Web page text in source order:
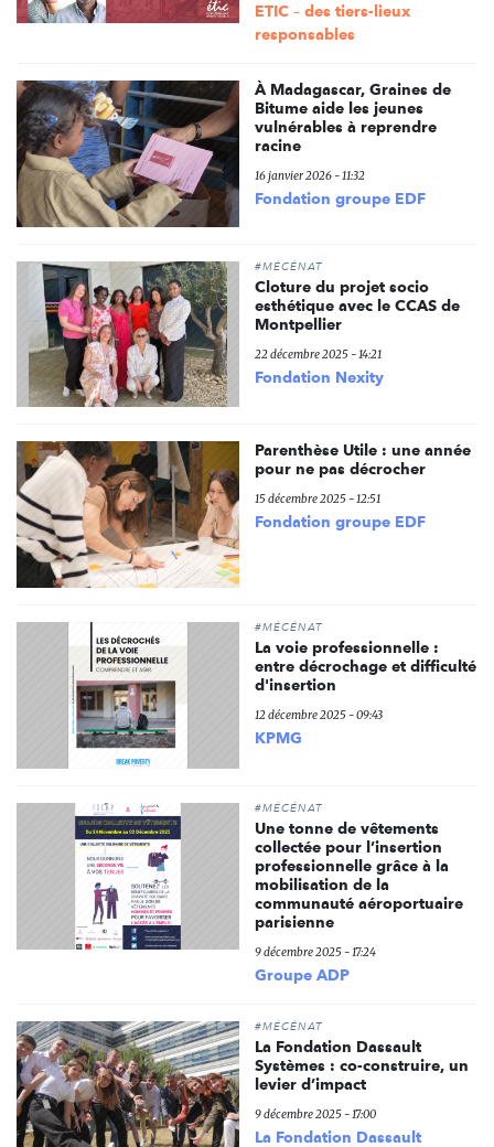
ETIC – des tiers-lieux
responsables
À Madagascar, Graines de
Bitume aide les jeunes
vulnérables à reprendre
racine
16 janvier 2026 - 11:32
Fondation groupe EDF
#MÉCÉNAT
Cloture du projet socio
esthétique avec le CCAS de
Montpellier
22 décembre 2025 - 14:21
Fondation Nexity
Parenthèse Utile : une année
pour ne pas décrocher
15 décembre 2025 - 12:51
Fondation groupe EDF
#MÉCÉNAT
La voie professionnelle :
entre décrochage et difficulté
d'insertion
12 décembre 2025 - 09:43
KPMG
#MÉCÉNAT
Une tonne de vêtements
collectée pour l’insertion
professionnelle grâce à la
mobilisation de la
communauté aéroportuaire
parisienne
9 décembre 2025 - 17:24
Groupe ADP
#MÉCÉNAT
La Fondation Dassault
Systèmes : co-construire, un
levier d’impact
9 décembre 2025 - 17:00
La Fondation Dassault